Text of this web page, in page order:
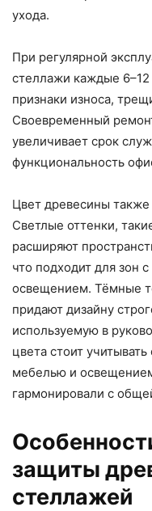
ухода.
При регулярной
стеллажи каждые
признаки износа,
Своевременный
увеличивает срок
функциональность
Цвет древесины
Светлые оттенки,
расширяют
что подходит для зон
освещением. Тёмные
придают дизайну
используемую в
цвета стоит
мебелью и
гармонировали с
защиты
стеллажей